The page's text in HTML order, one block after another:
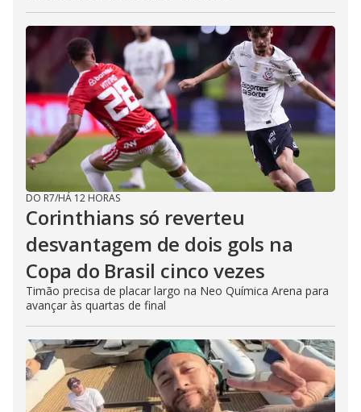
DO R7/HÁ 12 HORAS
Corinthians só reverteu
desvantagem de dois gols na
Copa do Brasil cinco vezes
Timão precisa de placar largo na Neo Química Arena para
avançar às quartas de final